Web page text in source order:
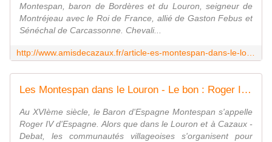
Montespan, baron de Bordères et du Louron, seigneur de
Montréjeau avec le Roi de France, allié de Gaston Febus et
Sénéchal de Carcassonne. Chevali...
Les Montespan dans le Louron - Le bon : Roger IV d'Espagne Montespan, chevalier de la Renaissance - Les amis de Cazaux - Debat Hautes Pyrénées, France
Au XVIème siècle, le Baron d'Espagne Montespan s'appelle
Roger IV d'Espagne. Alors que dans le Louron et à Cazaux -
Debat, les communautés villageoises s'organisent pour